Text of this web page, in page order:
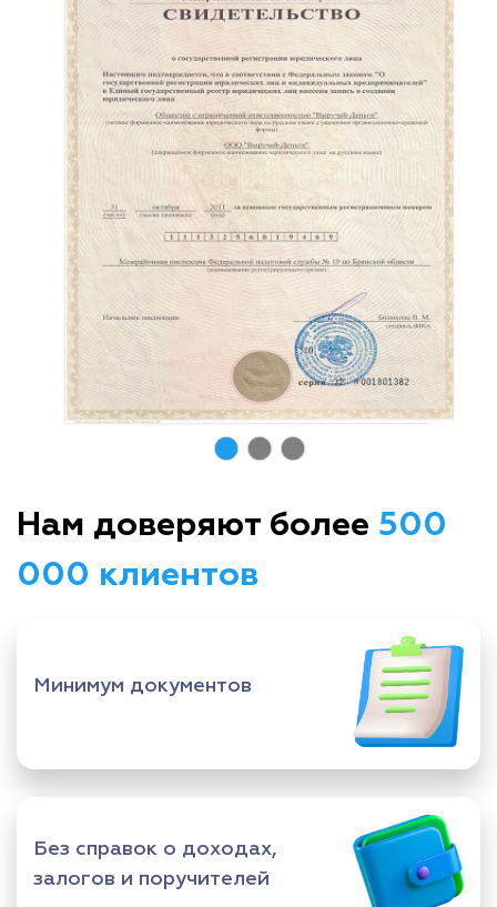
Нам доверяют более 500
000 клиентов
Минимум документов
Без справок о доходах,
залогов и поручителей